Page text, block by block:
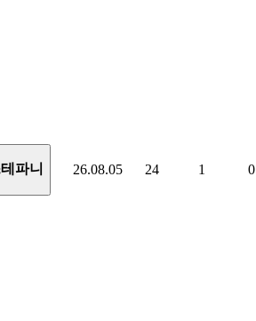
파니 26.08.05 24 1 0